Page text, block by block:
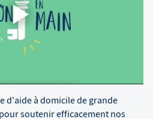
d'aide à domicile de grande
soutenir efficacement nos